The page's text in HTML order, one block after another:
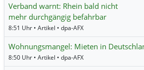
Verband warnt: Rhein bald nicht
mehr durchgängig befahrbar
8:51 Uhr • Artikel • dpa-AFX
Wohnungsmangel: Mieten in
8:50 Uhr • Artikel • dpa-AFX